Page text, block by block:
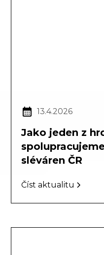
13.4.2026
Jako jeden z
sléváren ČR
Číst aktualitu